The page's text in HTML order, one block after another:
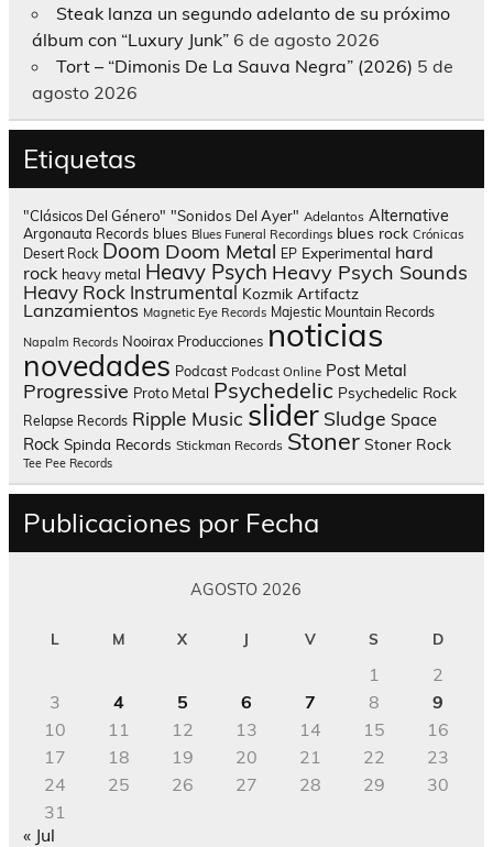
Steak lanza un segundo adelanto de su próximo
álbum con “Luxury Junk” 6 de agosto 2026
Tort – “Dimonis De La Sauva Negra” (2026) 5 de
agosto 2026
Etiquetas
"Clásicos Del Género" "Sonidos Del Ayer" Adelantos Alternative
Argonauta Records blues Blues Funeral Recordings blues rock Crónicas
Desert Rock Doom Doom Metal EP Experimental hard
rock heavy metal Heavy Psych Heavy Psych Sounds
Heavy Rock Instrumental Kozmik Artifactz
Lanzamientos Magnetic Eye Records Majestic Mountain Records
Napalm Records Nooirax Producciones noticias
novedades Podcast Podcast Online Post Metal
Progressive Proto Metal Psychedelic Psychedelic Rock
Relapse Records Ripple Music slider Sludge Space
Rock Spinda Records Stickman Records Stoner Stoner Rock
Tee Pee Records
Publicaciones por Fecha
AGOSTO 2026
L M X J V S D
1
2
3
4 5 6 7 8
9
10
11 12 13 14 15
16
17
18 19 20 21 22
23
24
25 26 27 28 29
30
31
« Jul